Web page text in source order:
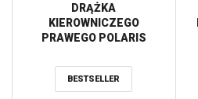
DRĄŻKA
KIEROWNICZEGO
PRAWEGO POLARIS
BALLS
BESTSELLER